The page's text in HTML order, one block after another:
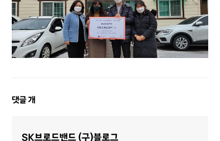
댓
댓글개
SK브로드밴드 (구)블로그